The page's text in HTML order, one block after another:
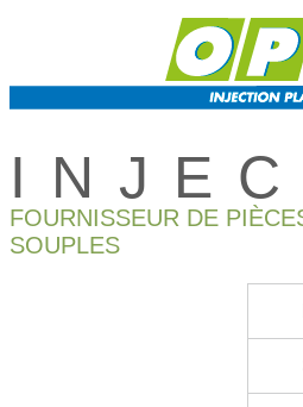
FOURNISSEUR DE
SOUPLES